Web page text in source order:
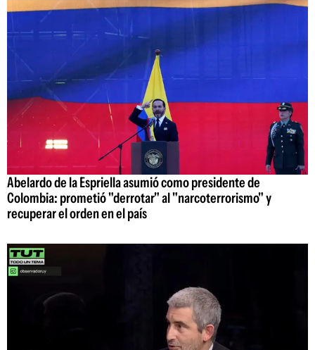
Abelardo de la Espriella asumió como presidente de
Colombia: prometió "derrotar" al "narcoterrorismo" y
recuperar el orden en el país